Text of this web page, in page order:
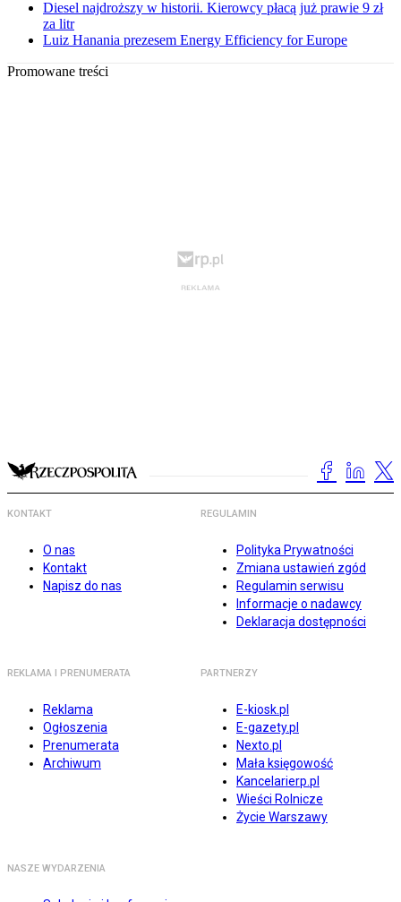
Diesel najdroższy w historii. Kierowcy płacą już prawie 9 zł
za litr
Luiz Hanania prezesem Energy Efficiency for Europe
Promowane treści
KONTAKT
O nas
Kontakt
Napisz do nas
REGULAMIN
Polityka Prywatności
Zmiana ustawień zgód
Regulamin serwisu
Informacje o nadawcy
Deklaracja dostępności
REKLAMA I PRENUMERATA
Reklama
Ogłoszenia
Prenumerata
Archiwum
PARTNERZY
E-kiosk.pl
E-gazety.pl
Nexto.pl
Mała księgowość
Kancelarierp.pl
Wieści Rolnicze
Życie Warszawy
NASZE WYDARZENIA